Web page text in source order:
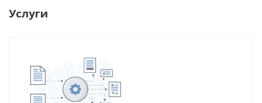
Услуги